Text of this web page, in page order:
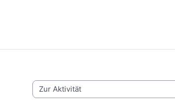
Zur Aktivität